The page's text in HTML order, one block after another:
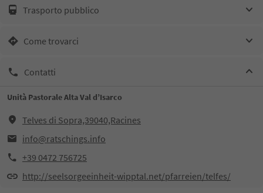
Trasporto pubblico
Come trovarci
Contatti
Unità Pastorale Alta Val d’Isarco
Telves di Sopra,39040,Racines
info@ratschings.info
+39 0472 756725
http://seelsorgeeinheit-wipptal.net/pfarreien/telfes/